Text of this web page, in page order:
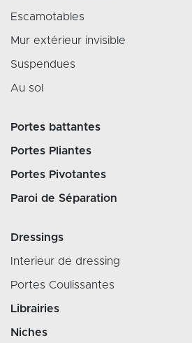
Escamotables
Mur extérieur invisible
Suspendues
Au sol
Portes battantes
Portes Pliantes
Portes Pivotantes
Paroi de Séparation
Dressings
Interieur de dressing
Portes Coulissantes
Librairies
Niches